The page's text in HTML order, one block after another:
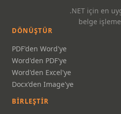
.NET için en
belge işleme
DÖNÜŞTÜR
PDF'den Word'ye
Word'den PDF'ye
Word'den Excel'ye
Docx'den Image'ye
BIRLEŞTIR